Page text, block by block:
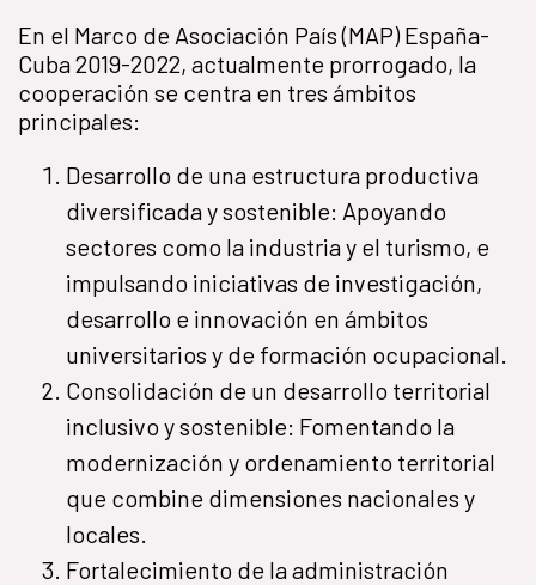
En el Marco de Asociación País (MAP) España-
Cuba 2019-2022, actualmente prorrogado, la
cooperación se centra en tres ámbitos
principales:
Desarrollo de una estructura productiva
diversificada y sostenible: Apoyando
sectores como la industria y el turismo, e
impulsando iniciativas de investigación,
desarrollo e innovación en ámbitos
universitarios y de formación ocupacional.
Consolidación de un desarrollo territorial
inclusivo y sostenible: Fomentando la
modernización y ordenamiento territorial
que combine dimensiones nacionales y
locales.
Fortalecimiento de la administración